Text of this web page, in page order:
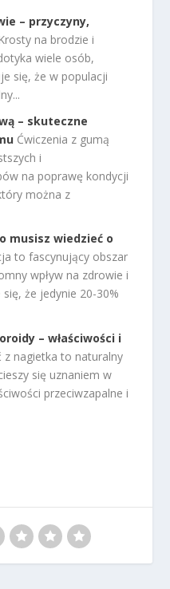
– przyczyny,
Krosty na brodzie i
wiele osób,
się, że w populacji
– skuteczne
Ćwiczenia z gumą
i
na poprawę kondycji
można z
musisz wiedzieć o
to fascynujący obszar
wpływ na zdrowie i
że jedynie 20-30%
– właściwości i
z nagietka to naturalny
się uznaniem w
przeciwzapalne i